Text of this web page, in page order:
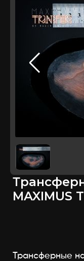
MAXIMUS
Трансферные